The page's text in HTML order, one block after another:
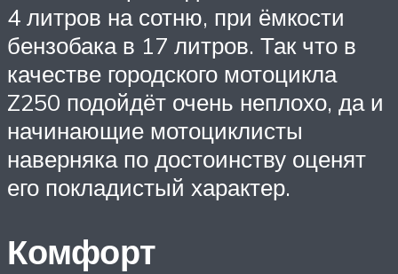
4 литров на сотню, при ёмкости
бензобака в 17 литров. Так что в
качестве городского мотоцикла
Z250 подойдёт очень неплохо, да и
начинающие мотоциклисты
наверняка по достоинству оценят
его покладистый характер.
Комфорт